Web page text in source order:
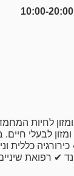
ומזון לחיות
לבעלי חיים.
כללית
✔ רפואת